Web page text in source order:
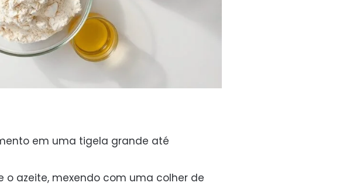
em uma tigela grande até
o azeite, mexendo com uma colher de